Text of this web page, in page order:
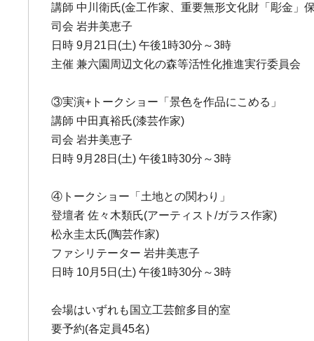
講師 中川衛氏(金工作家、重要無形文化財「彫金」
司会 岩井美恵子
日時 9月21日(土) 午後1時30分～3時
主催 兼六園周辺文化の森等活性化推進実行委員会
③実演+トークショー「景色を作品にこめる」
講師 中田真裕氏(漆芸作家)
司会 岩井美恵子
日時 9月28日(土) 午後1時30分～3時
④トークショー「土地との関わり」
登壇者 佐々木類氏(アーティスト/ガラス作家)
松永圭太氏(陶芸作家)
ファシリテーター 岩井美恵子
日時 10月5日(土) 午後1時30分～3時
会場はいずれも国立工芸館多目的室
要予約(各定員45名)